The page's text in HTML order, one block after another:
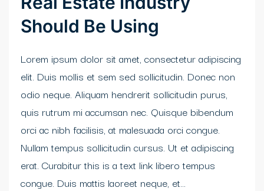
Should Be Using
Lorem ipsum dolor sit amet, consectetur adipiscing
elit. Duis mollis et sem sed sollicitudin. Donec non
odio neque. Aliquam hendrerit sollicitudin purus,
quis rutrum mi accumsan nec. Quisque bibendum
orci ac nibh facilisis, at malesuada orci congue.
Nullam tempus sollicitudin cursus. Ut et adipiscing
erat. Curabitur this is a text link libero tempus
congue. Duis mattis laoreet neque, et...